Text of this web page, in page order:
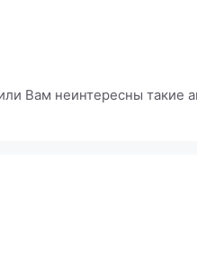
Вам неинтересны такие